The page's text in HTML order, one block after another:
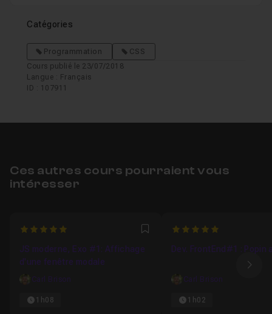
Catégories
Programmation
CSS
Cours publié le 23/07/2018
Langue : Français
ID : 107911
Ces autres cours pourraient vous
intéresser
5 Favori
JS moderne, Exo #1: Affichage
d'une fenêtre modale
Carl Brison
1h08
5
Dev. FrontEnd#1 : Popin
Carl Brison
1h02